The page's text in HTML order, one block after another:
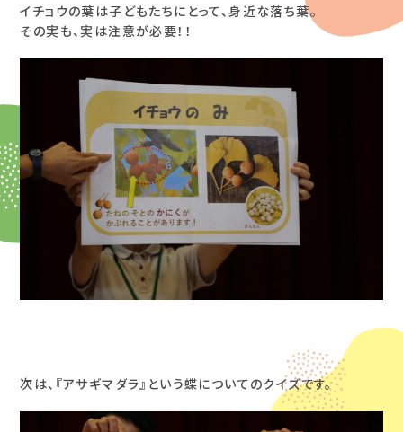
イチョウの葉は子どもたちにとって、身近な落ち葉。
その実も、実は注意が必要！！
次は、『アサギマダラ』という蝶についてのクイズです。